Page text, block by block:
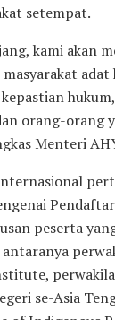
setempat.
kami akan
orang-orang
Menteri
peserta
se-Asia